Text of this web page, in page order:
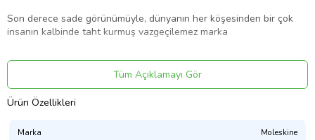
Son derece sade görünümüyle, dünyanın her köşesinden bir çok
insanın kalbinde taht kurmuş vazgeçilemez marka
Yumuşak kapak
9x14 cm.
Yuvarlatılmış köşeler, elastik kapatma ve ayraç
Tüm Açıklamayı Gör
Ürün Özellikleri
Marka Moleskine